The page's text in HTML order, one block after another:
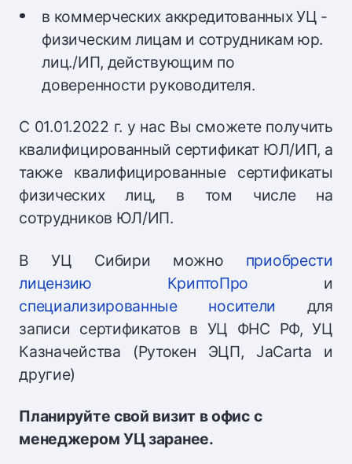
в коммерческих аккредитованных УЦ -
физическим лицам и сотрудникам юр.
лиц./ИП, действующим по
доверенности руководителя.
C 01.01.2022 г. у нас Вы сможете получить
квалифицированный сертификат ЮЛ/ИП, а
также квалифицированные сертификаты
физических лиц, в том числе на
сотрудников ЮЛ/ИП.
В УЦ Сибири можно приобрести
лицензию КриптоПро и
специализированные носители для
записи сертификатов в УЦ ФНС РФ, УЦ
Казначейства (Рутокен ЭЦП, JaCarta и
другие)
Планируйте свой визит в офис с
менеджером УЦ заранее.